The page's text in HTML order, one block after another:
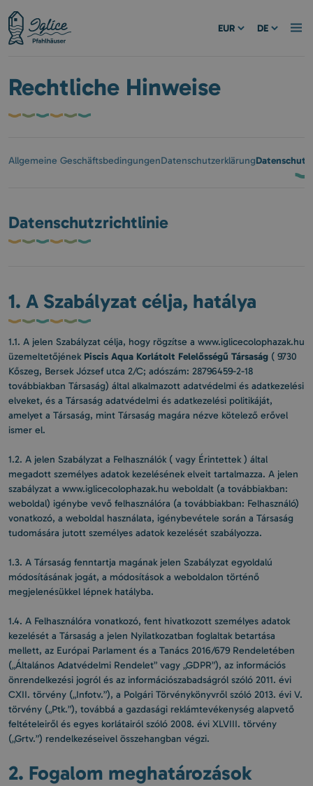
EUR DE
Rechtliche Hinweise
Allgemeine GeschäftsbedingungenDatenschutzerklärung
Datenschutzrichtlinie
1. A Szabályzat célja, hatálya
1.1. A jelen Szabályzat célja, hogy rögzítse a www.iglicecolophazak.hu
üzemeltetőjének Piscis Aqua Korlátolt Felelősségű Társaság ( 9730
Kőszeg, Bersek József utca 2/C; adószám: 28796459-2-18
továbbiakban Társaság) által alkalmazott adatvédelmi és adatkezelési
elveket, és a Társaság adatvédelmi és adatkezelési politikáját,
amelyet a Társaság, mint Társaság magára nézve kötelező erővel
ismer el.
1.2. A jelen Szabályzat a Felhasználók ( vagy Érintettek ) által
megadott személyes adatok kezelésének elveit tartalmazza. A jelen
szabályzat a www.iglicecolophazak.hu weboldalt (a továbbiakban:
weboldal) igénybe vevő felhasználóra (a továbbiakban: Felhasználó)
vonatkozó, a weboldal használata, igénybevétele során a Társaság
tudomására jutott személyes adatok kezelését szabályozza.
1.3. A Társaság fenntartja magának jelen Szabályzat egyoldalú
módosításának jogát, a módosítások a weboldalon történő
megjelenésükkel lépnek hatályba.
1.4. A Felhasználóra vonatkozó, fent hivatkozott személyes adatok
kezelését a Társaság a jelen Nyilatkozatban foglaltak betartása
mellett, az Európai Parlament és a Tanács 2016/679 Rendeletében
(„Általános Adatvédelmi Rendelet” vagy „GDPR”), az információs
önrendelkezési jogról és az információszabadságról szóló 2011. évi
CXII. törvény („Infotv.”), a Polgári Törvénykönyvről szóló 2013. évi V.
törvény („Ptk.”), továbbá a gazdasági reklámtevékenység alapvető
feltételeiről és egyes korlátairól szóló 2008. évi XLVIII. törvény
(„Grtv.”) rendelkezéseivel összehangban végzi.
2. Fogalom meghatározások